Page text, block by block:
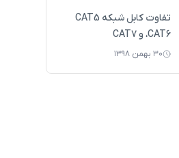
تفاوت کابل‌ شبکه CAT5
،CAT6 و CAT7
۳۰ بهمن ۱۳۹۸